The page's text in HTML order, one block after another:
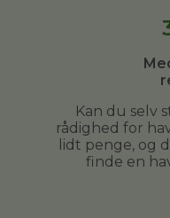
Kan du selv
rådighed for
lidt penge, og
finde en